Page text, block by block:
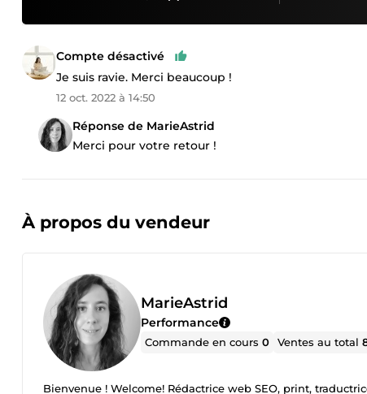
Compte désactivé
Je suis ravie. Merci beaucoup !
12 oct. 2022 à 14:50
Réponse de MarieAstrid
Merci pour votre retour !
À propos du vendeur
MarieAstrid
Performance
Commande en cours0 Ventes au total
Bienvenue ! Welcome! Rédactrice web SEO, print,